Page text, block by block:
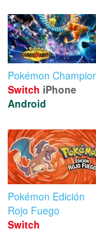
Pokémon
Switch iPhone
Android
Pokémon Edición
Rojo Fuego
Switch